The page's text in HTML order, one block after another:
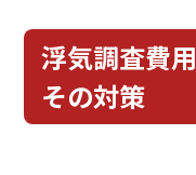
浮気調査費
その対策